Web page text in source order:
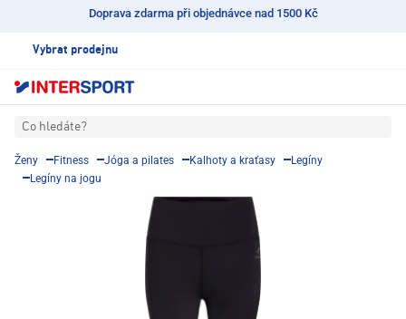
Doprava zdarma při objednávce nad 1500 Kč
Vybrat prodejnu
Co hledáte?
Ženy Fitness Jóga a pilates Kalhoty a kraťasy
Legíny
Legíny na jogu